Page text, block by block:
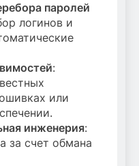
паролей
логинов и
:
или
инженерия:
за счет обмана